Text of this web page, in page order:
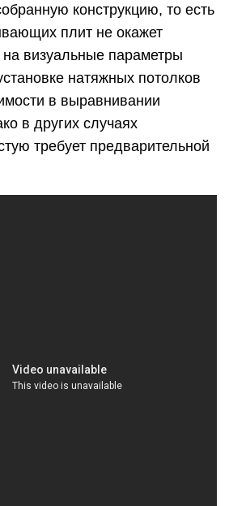
конструкцию, то есть
плит не окажет
на визуальные параметры
натяжных потолков
в выравнивании
в других случаях
требует предварительной